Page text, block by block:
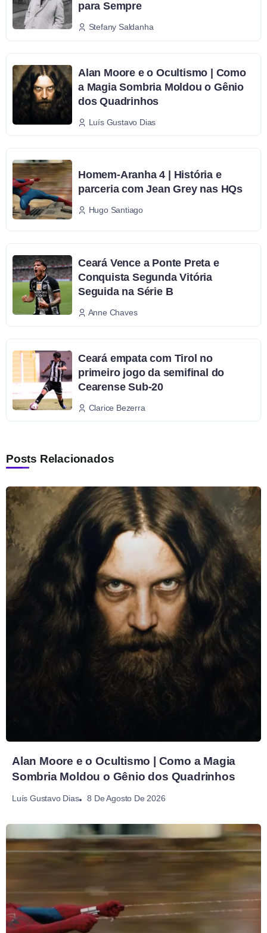
para Sempre
Stefany Saldanha
Alan Moore e o Ocultismo | Como
a Magia Sombria Moldou o Gênio
dos Quadrinhos
Luís Gustavo Dias
Homem-Aranha 4 | História e
parceria com Jean Grey nas HQs
Hugo Santiago
Ceará Vence a Ponte Preta e
Conquista Segunda Vitória
Seguida na Série B
Anne Chaves
Ceará empata com Tirol no
primeiro jogo da semifinal do
Cearense Sub-20
Clarice Bezerra
Posts Relacionados
Alan Moore e o Ocultismo | Como a Magia
Sombria Moldou o Gênio dos Quadrinhos
Luís Gustavo Dias 8 De Agosto De 2026